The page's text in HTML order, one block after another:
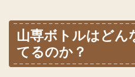
山専ボトルはどん
てるのか？